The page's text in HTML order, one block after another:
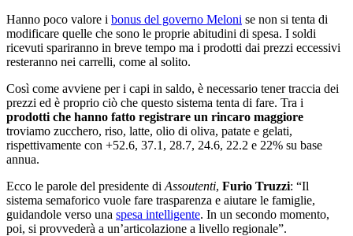
Hanno poco valore i bonus del governo Meloni se non si tenta di
modificare quelle che sono le proprie abitudini di spesa. I soldi
ricevuti spariranno in breve tempo ma i prodotti dai prezzi eccessivi
resteranno nei carrelli, come al solito.
Così come avviene per i capi in saldo, è necessario tener traccia dei
prezzi ed è proprio ciò che questo sistema tenta di fare. Tra i
prodotti che hanno fatto registrare un rincaro maggiore
troviamo zucchero, riso, latte, olio di oliva, patate e gelati,
rispettivamente con +52.6, 37.1, 28.7, 24.6, 22.2 e 22% su base
annua.
Ecco le parole del presidente di Assoutenti, Furio Truzzi: “Il
sistema semaforico vuole fare trasparenza e aiutare le famiglie,
guidandole verso una spesa intelligente. In un secondo momento,
poi, si provvederà a un’articolazione a livello regionale”.